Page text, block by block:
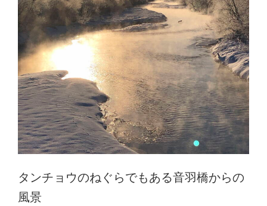
タンチョウのねぐらでもある音羽橋からの
風景